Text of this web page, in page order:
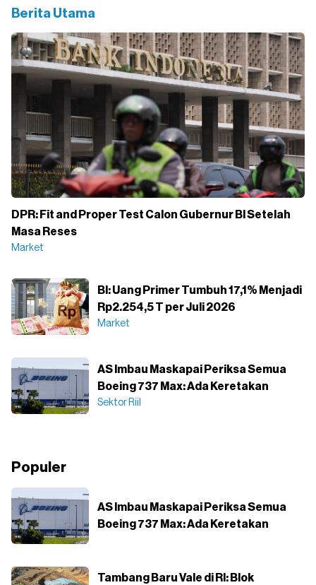
Berita Utama
DPR: Fit and Proper Test Calon Gubernur BI Setelah
Masa Reses
Market
BI: Uang Primer Tumbuh 17,1% Menjadi
Rp2.254,5 T per Juli 2026
Market
AS Imbau Maskapai Periksa Semua
Boeing 737 Max: Ada Keretakan
Sektor Riil
Populer
AS Imbau Maskapai Periksa Semua
Boeing 737 Max: Ada Keretakan
Tambang Baru Vale di RI: Blok